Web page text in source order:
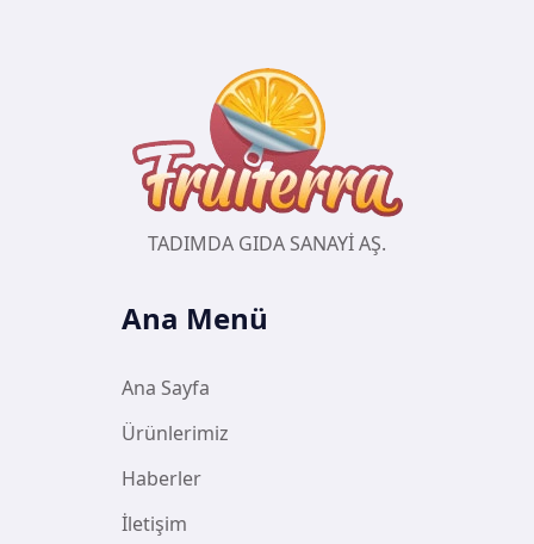
TADIMDA GIDA SANAYİ AŞ.
Ana Menü
Ana Sayfa
Ürünlerimiz
Haberler
İletişim